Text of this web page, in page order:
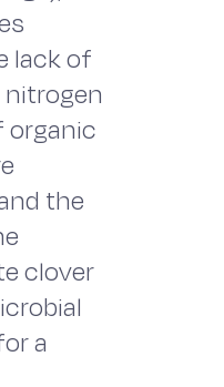
lack of
organic
the
clover
a